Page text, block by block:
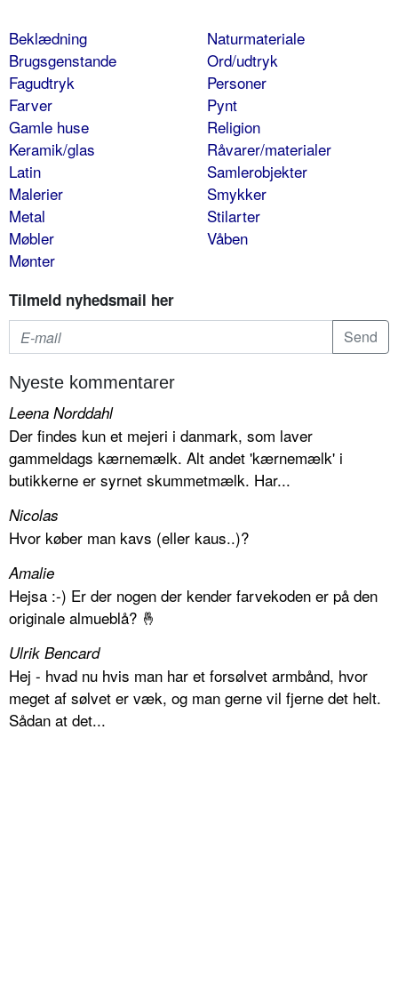
Beklædning
Brugsgenstande
Fagudtryk
Farver
Gamle huse
Keramik/glas
Latin
Malerier
Metal
Møbler
Mønter
Naturmateriale
Ord/udtryk
Personer
Pynt
Religion
Råvarer/materialer
Samlerobjekter
Smykker
Stilarter
Våben
Tilmeld nyhedsmail her
Nyeste kommentarer
Leena Norddahl
Der findes kun et mejeri i danmark, som laver
gammeldags kærnemælk. Alt andet 'kærnemælk' i
butikkerne er syrnet skummetmælk. Har...
Nicolas
Hvor køber man kavs (eller kaus..)?
Amalie
Hejsa :-) Er der nogen der kender farvekoden er på den
originale almueblå? 🤞
Ulrik Bencard
Hej - hvad nu hvis man har et forsølvet armbånd, hvor
meget af sølvet er væk, og man gerne vil fjerne det helt.
Sådan at det...